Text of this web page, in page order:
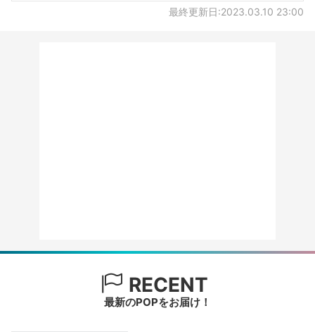
最終更新日:2023.03.10 23:00
RECENT
最新のPOPをお届け！